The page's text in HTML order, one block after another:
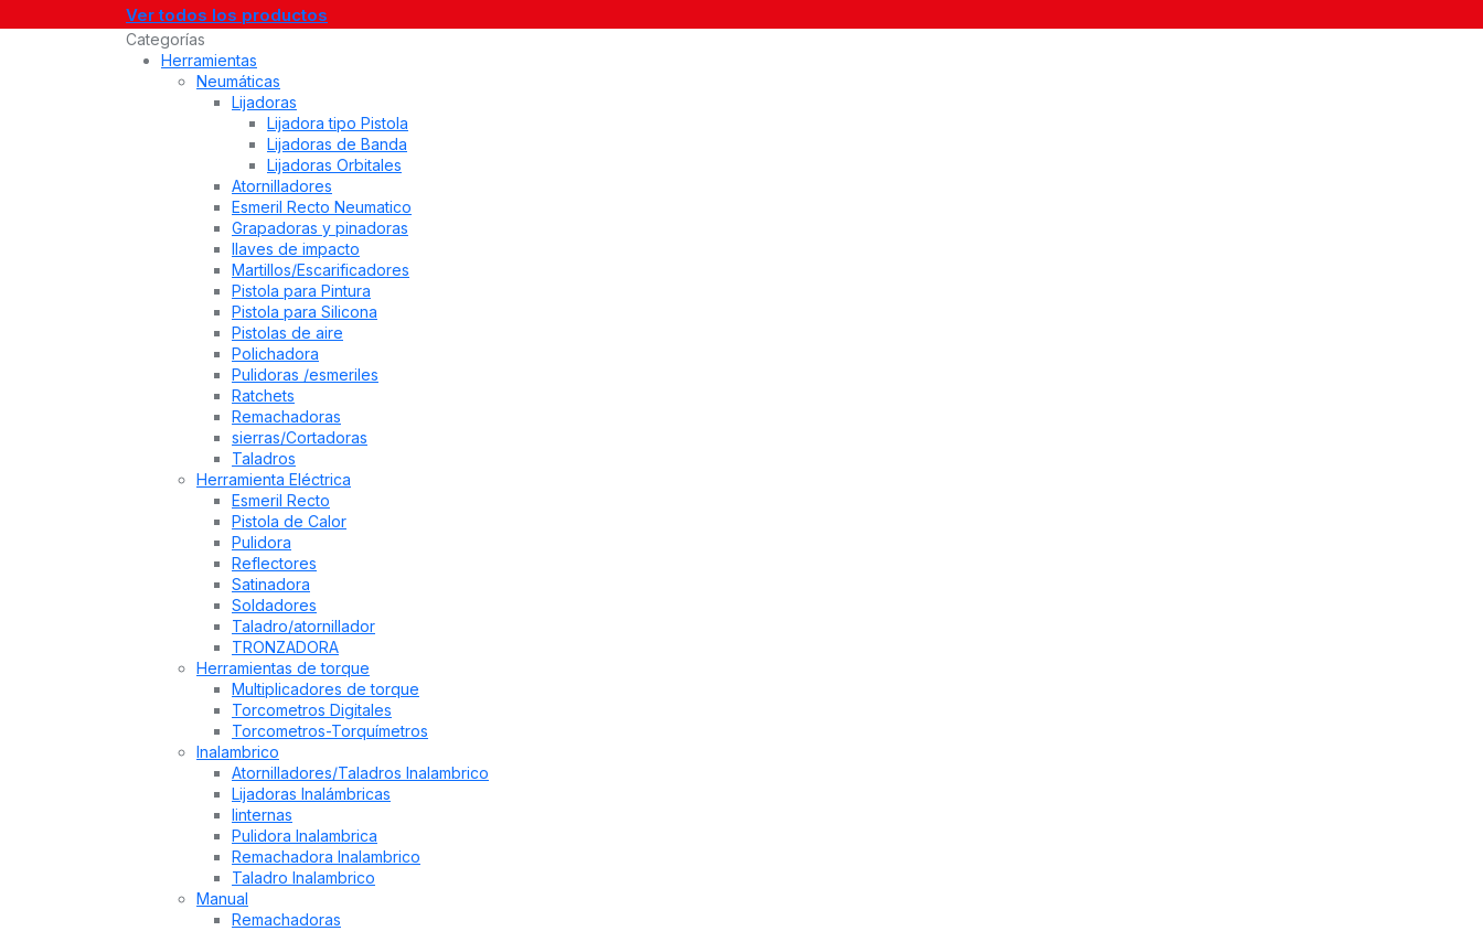
Ver todos los productos
Categorías
Herramientas
Neumáticas
Lijadoras
Lijadora tipo Pistola
Lijadoras de Banda
Lijadoras Orbitales
Atornilladores
Esmeril Recto Neumatico
Grapadoras y pinadoras
llaves de impacto
Martillos/Escarificadores
Pistola para Pintura
Pistola para Silicona
Pistolas de aire
Polichadora
Pulidoras /esmeriles
Ratchets
Remachadoras
sierras/Cortadoras
Taladros
Herramienta Eléctrica
Esmeril Recto
Pistola de Calor
Pulidora
Reflectores
Satinadora
Soldadores
Taladro/atornillador
TRONZADORA
Herramientas de torque
Multiplicadores de torque
Torcometros Digitales
Torcometros-Torquímetros
Inalambrico
Atornilladores/Taladros Inalambrico
Lijadoras Inalámbricas
linternas
Pulidora Inalambrica
Remachadora Inalambrico
Taladro Inalambrico
Manual
Remachadoras